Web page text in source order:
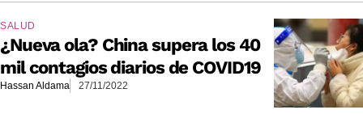
SALUD
¿Nueva ola? China supera los 40
mil contagios diarios de COVID19
Hassan Aldama 27/11/2022